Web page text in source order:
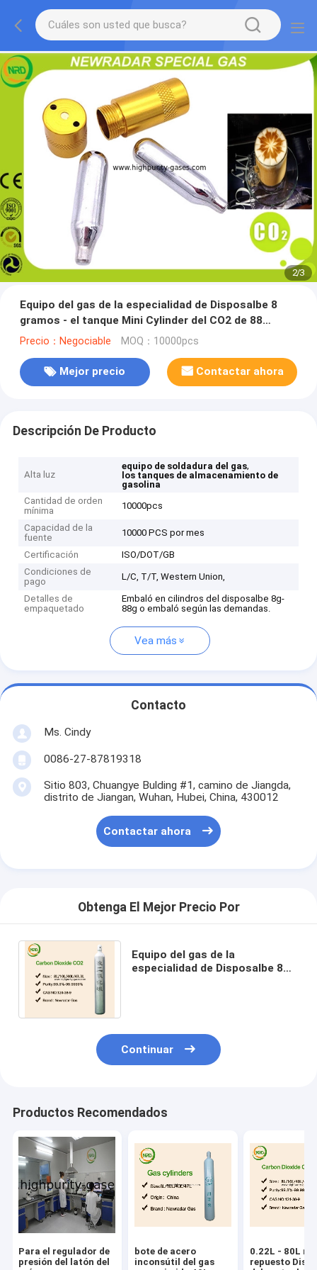
2/3
Equipo del gas de la especialidad de Disposalbe 8
gramos - el tanque Mini Cylinder del CO2 de 88
gramos
Precio：Negociable MOQ：10000pcs
Mejor precio Contactar ahora
Descripción De Producto
Alta luz
equipo de soldadura del gas,
los tanques de almacenamiento de
gasolina
Cantidad de orden
mínima
10000pcs
Capacidad de la
fuente
10000 PCS por mes
Certificación
ISO/DOT/GB
Condiciones de
pago
L/C, T/T, Western Union,
Detalles de
empaquetado
Embaló en cilindros del disposalbe 8g-
88g o embaló según las demandas.
Vea más
Contacto
Ms. Cindy
0086-27-87819318
Sitio 803, Chuangye Bulding #1, camino de Jiangda,
distrito de Jiangan, Wuhan, Hubei, China, 430012
Contactar ahora
Obtenga El Mejor Precio Por
Equipo del gas de la
especialidad de Disposalbe 8
Continuar
Productos Recomendados
Para el regulador de
presión del latón del
bote de acero
inconsútil del gas
0.22L - 80L
repuesto